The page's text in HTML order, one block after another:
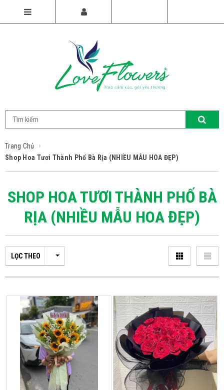
Trang Chủ
Shop Hoa Tươi Thành Phố Bà Rịa (NHIỀU MẪU HOA ĐẸP)
SHOP HOA TƯƠI THÀNH PHỐ BÀ
RỊA (NHIỀU MẪU HOA ĐẸP)
LỌC THEO